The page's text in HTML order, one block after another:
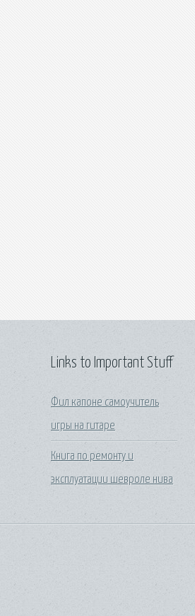
Links to Important Stuff
Фил капоне самоучитель
игры на гитаре
Книга по ремонту и
эксплуатации шевроле нива